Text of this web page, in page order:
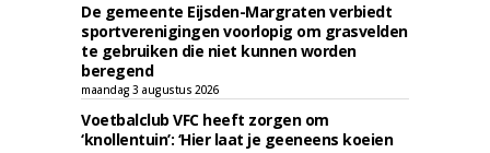
De gemeente Eijsden-Margraten verbiedt
sportverenigingen voorlopig om grasvelden
te gebruiken die niet kunnen worden
beregend
maandag 3 augustus 2026
Voetbalclub VFC heeft zorgen om
‘knollentuin’: ‘Hier laat je geeneens koeien